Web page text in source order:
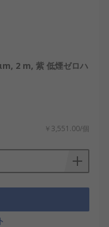
せて、外被
、耐摩耗性を
クタ、価格も
のメー
ク機器や産業用
から販売され
チモード、各
バパッチケー
2 m, 紫 低煙ゼロハ
￥3,551.00/個